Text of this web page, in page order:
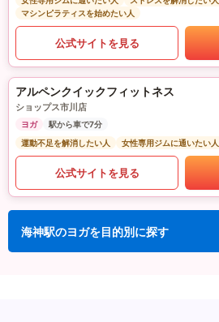
マシンピラティスを始めたい人
公式サイトを見る
アルペンクイックフィットネス
ショップス市川店
ヨガ
駅から車で7分
運動不足を解消したい人
女性専用ジムに通いたい人
公式サイトを見る
海神駅のヨガを目的別に探す